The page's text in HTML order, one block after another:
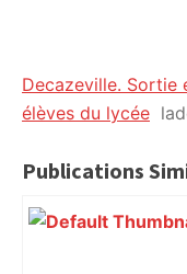
Decazeville. Sortie
élèves du lycée
Publications